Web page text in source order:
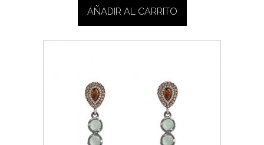
AÑADIR AL CARRITO